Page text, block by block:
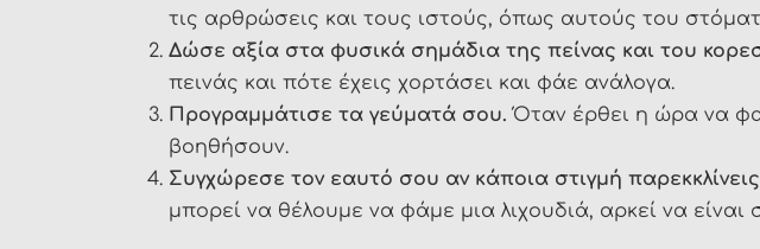
τις αρθρώσεις και τους ιστούς, όπως αυτούς του
Δώσε αξία στα φυσικά σημάδια της πείνας και του
πεινάς και πότε έχεις χορτάσει και φάε ανάλογα.
Προγραμμάτισε τα γεύματά σου. Όταν έρθει η ώρα να
βοηθήσουν.
Συγχώρεσε τον εαυτό σου αν κάποια στιγμή
μπορεί να θέλουμε να φάμε μια λιχουδιά, αρκεί να